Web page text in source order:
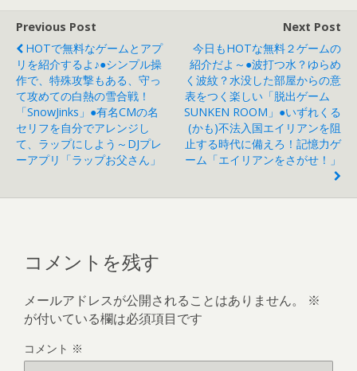
er
d
s
Previous Post
HOTで無料なゲームとアプ
リを紹介するよ♪●シンプル操
作で、特殊攻撃もある、守っ
て攻めての白熱の雪合戦！
「SnowJinks」●有名CMの名
セリフを自分でアレンジし
て、ラップにしよう～DJプレ
ーアプリ「ラップお父さん」
Next Post
今日もHOTな無料２ゲームの
紹介だよ～●波打つ水？ゆらめ
く波紋？水没した部屋からの意
表をつく楽しい「脱出ゲーム
SUNKEN ROOM」●いずれくる
(かも)不法入国エイリアンを阻
止する時代に備えろ！記憶力ゲ
ーム「エイリアンをさがせ！」
コメントを残す
メールアドレスが公開されることはありません。
※
が付いている欄は必須項目です
コメント ※